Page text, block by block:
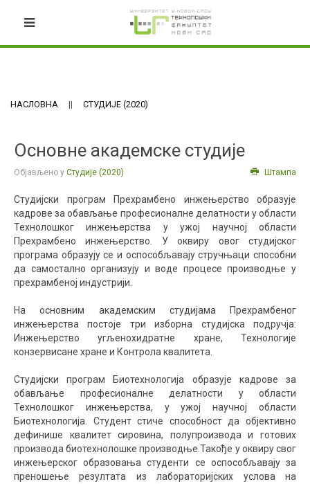
НАСЛОВНА СТУДИЈЕ (2020)
Основне академске студије
Објављено у Студије (2020) Штампа
Студијски програм Прехрамбено инжењерство образује
кадрове за обављање професионалне делатности у области
Технолошког инжењерства у ужој научној области
Прехрамбено инжењерство. У оквиру овог студијског
програма образују се и оспособљавају стручњаци способни
да самостално организују и воде процесе производње у
прехрамбеној индустрији.
На основним академским студијама Прехрамбеног
инжењерства постоје три изборна студијска подручја:
Инжењерство угљенохидратне хране, Технологије
конзервисане хране и Контрола квалитета.
Студијски програм Биотехнологија образује кадрове за
обављање професионалне делатности у области
Технолошког инжењерства, у ужој научној области
Биотехнологија. Студент стиче способност да објективно
дефинише квалитет сировина, полупроизвода и готових
производа биотехнолошке производње.Такође у оквиру свог
инжењерског образовања студенти се оспособљавају за
преношење резултата из лабораторијских услова на